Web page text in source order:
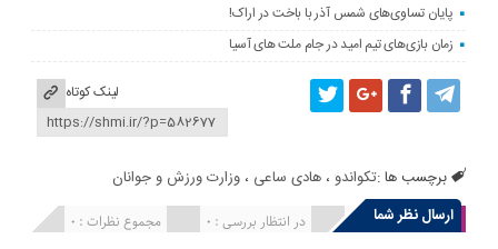
پایان تساوی‌های شمس آذر با باخت در اراک!
زمان بازی‌های تیم امید در جام ملت های آسیا
لینک کوتاه
برچسب ها :تکواندو ،هادی ساعی ،وزارت ورزش و جوانان
ارسال نظر شما
مجموع نظرات : 0 در انتظار بررسی : 0 انتشار یافته : 0